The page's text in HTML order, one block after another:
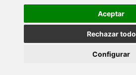
Aceptar
Rechazar todo
Configurar